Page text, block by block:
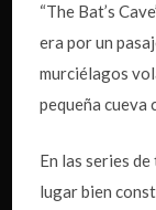
“The Bat’s
era por un
murciélagos
pequeña
En las series
lugar bien